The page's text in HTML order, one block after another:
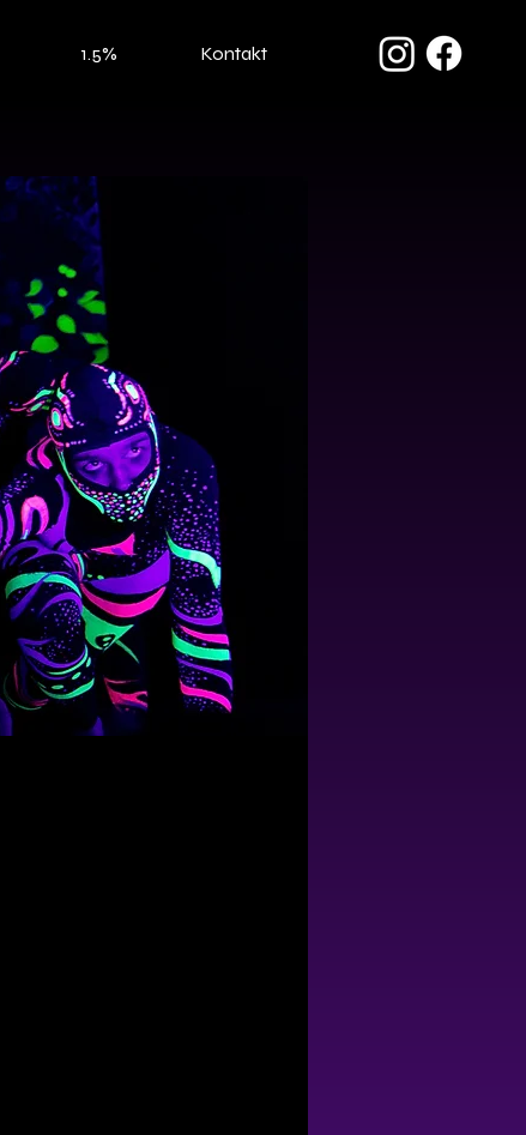
1.5% Kontakt